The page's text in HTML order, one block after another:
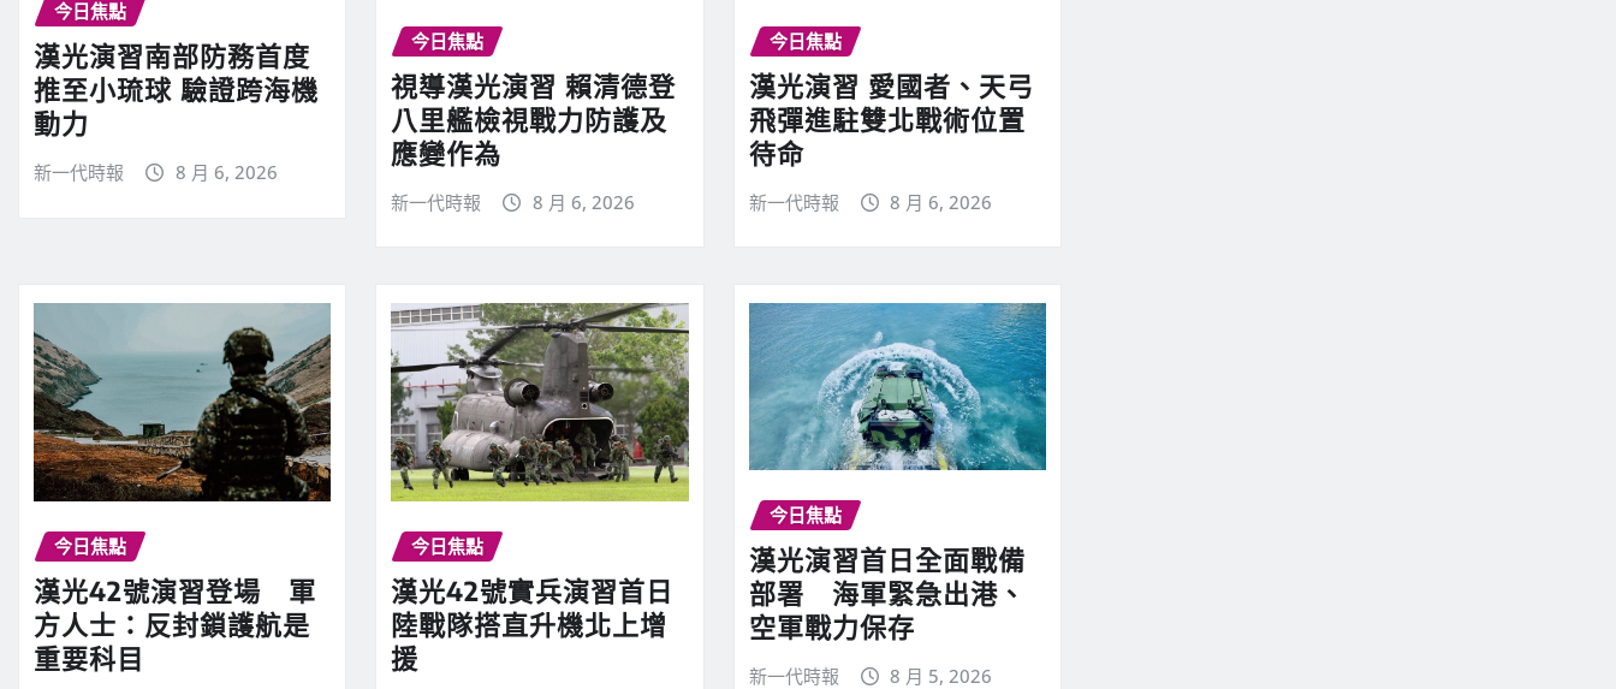
今日焦點
漢光演習南部防務首度
推至小琉球 驗證跨海機
動力
新一代時報 8 月 6, 2026
今日焦點
視導漢光演習 賴清德登
八里艦檢視戰力防護及
應變作為
新一代時報 8 月 6, 2026
今日焦點
漢光演習 愛國者、天弓
飛彈進駐雙北戰術位置
待命
新一代時報 8 月 6, 2026
今日焦點
漢光42號演習登場 軍
方人士：反封鎖護航是
重要科目
今日焦點
漢光42號實兵演習首日
陸戰隊搭直升機北上增
援
今日焦點
漢光演習首日全面戰備
部署 海軍緊急出港、
空軍戰力保存
新一代時報 8 月 5, 2026